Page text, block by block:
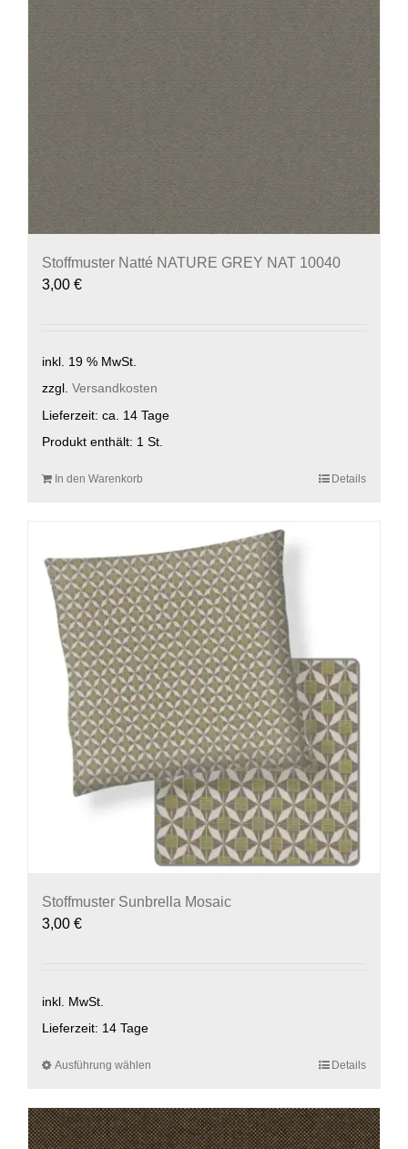
Stoffmuster Natté NATURE GREY NAT 10040
3,00 €
inkl. 19 % MwSt.
zzgl. Versandkosten
Lieferzeit: ca. 14 Tage
Produkt enthält: 1 St.
In den Warenkorb Details
Stoffmuster Sunbrella Mosaic
3,00 €
inkl. MwSt.
Lieferzeit: 14 Tage
Ausführung wählen
weist
mehrere
Details